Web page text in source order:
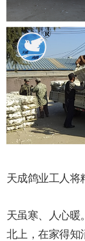
天成鸽业工人将
天虽寒、人心暖
北上，在家得知